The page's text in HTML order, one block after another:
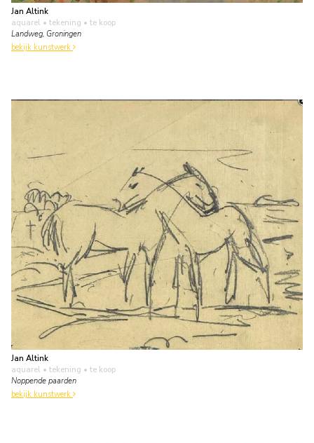
Jan Altink
aquarel • tekening • te koop
Landweg, Groningen
bekijk kunstwerk
Jan Altink
aquarel • tekening • te koop
Noppende paarden
bekijk kunstwerk